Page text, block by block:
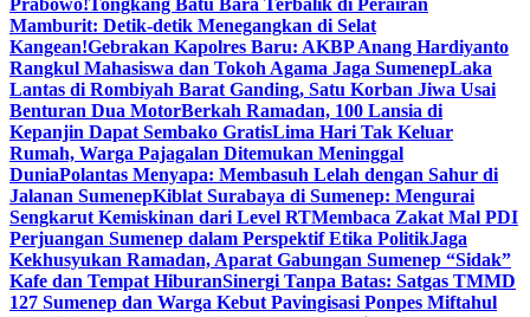
Prabowo!Tongkang Batu Bara Terbalik di Perairan
Mamburit: Detik-detik Menegangkan di Selat
Kangean!Gebrakan Kapolres Baru: AKBP Anang Hardiyanto
Rangkul Mahasiswa dan Tokoh Agama Jaga SumenepLaka
Lantas di Rombiyah Barat Ganding, Satu Korban Jiwa Usai
Benturan Dua MotorBerkah Ramadan, 100 Lansia di
Kepanjin Dapat Sembako GratisLima Hari Tak Keluar
Rumah, Warga Pajagalan Ditemukan Meninggal
DuniaPolantas Menyapa: Membasuh Lelah dengan Sahur di
Jalanan SumenepKiblat Surabaya di Sumenep: Mengurai
Sengkarut Kemiskinan dari Level RTMembaca Zakat Mal PDI
Perjuangan Sumenep dalam Perspektif Etika PolitikJaga
Kekhusyukan Ramadan, Aparat Gabungan Sumenep “Sidak”
Kafe dan Tempat HiburanSinergi Tanpa Batas: Satgas TMMD
127 Sumenep dan Warga Kebut Pavingisasi Ponpes Miftahul